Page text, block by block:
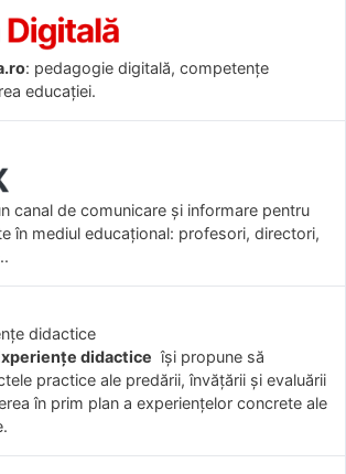
: pedagogie digitală, competențe
educației.
canal de comunicare și informare pentru
în mediul educațional: profesori, directori,
didactice îşi propune să
practice ale predării, învăţării şi evaluării
în prim plan a experienţelor concrete ale